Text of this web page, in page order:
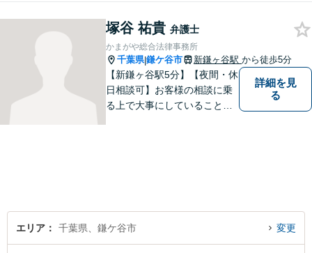
ます！お困りごとがございま
したら、どうぞお気軽にご相
談ください。
塚谷 祐貴 弁護士
かまがや総合法律事務所
千葉県|鎌ケ谷市 新鎌ヶ谷駅 から徒歩5分
【新鎌ヶ谷駅5分】【夜間・休
日相談可】お客様の相談に乗
る上で大事にしていることは
て参ります。
詳細を見
る
エリア 千葉県、鎌ケ谷市 変更